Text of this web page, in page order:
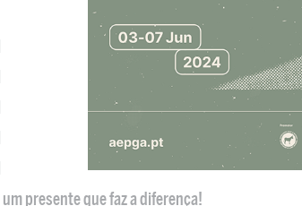
presente que faz a diferença!